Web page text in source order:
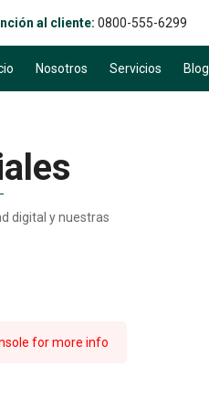
al cliente: 0800-555-6299
Nosotros Servicios Blog
digital y nuestras
for more info